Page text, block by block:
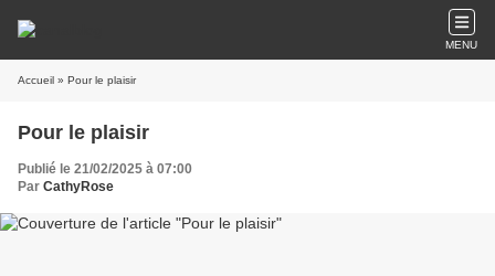
MENU
Accueil » Pour le plaisir
Pour le plaisir
Publié le 21/02/2025 à 07:00
Par CathyRose